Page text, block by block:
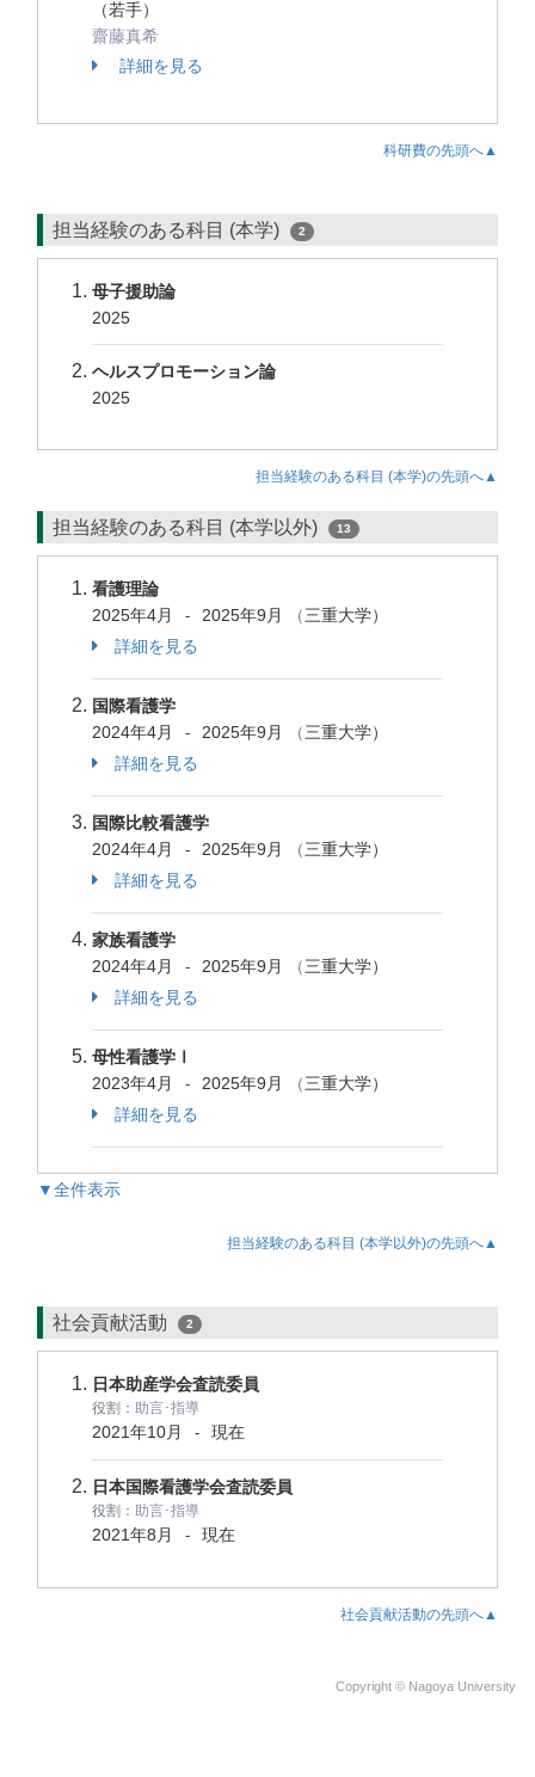
（若手）
齋藤真希
詳細を見る
科研費の先頭へ▲
担当経験のある科目 (本学) 2
母子援助論
2025
ヘルスプロモーション論
2025
担当経験のある科目 (本学)の先頭へ▲
担当経験のある科目 (本学以外) 13
看護理論
2025年4月
- 2025年9月 （三重大学）
詳細を見る
国際看護学
2024年4月
- 2025年9月 （三重大学）
詳細を見る
国際比較看護学
2024年4月
- 2025年9月 （三重大学）
詳細を見る
家族看護学
2024年4月
- 2025年9月 （三重大学）
詳細を見る
母性看護学Ⅰ
2023年4月
- 2025年9月 （三重大学）
詳細を見る
▼全件表示
担当経験のある科目 (本学以外)の先頭へ▲
社会貢献活動 2
日本助産学会査読委員
役割： 助言･指導
2021年10月 - 現在
日本国際看護学会査読委員
役割： 助言･指導
2021年8月 - 現在
社会貢献活動の先頭へ▲
Copyright © Nagoya University